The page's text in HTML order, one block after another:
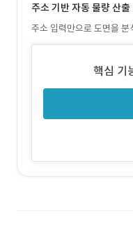
주소 기반 자동 물량 산출
주소 입력만으로 도면을 분
니다. 이를 통해 주먹구구
핵심 기